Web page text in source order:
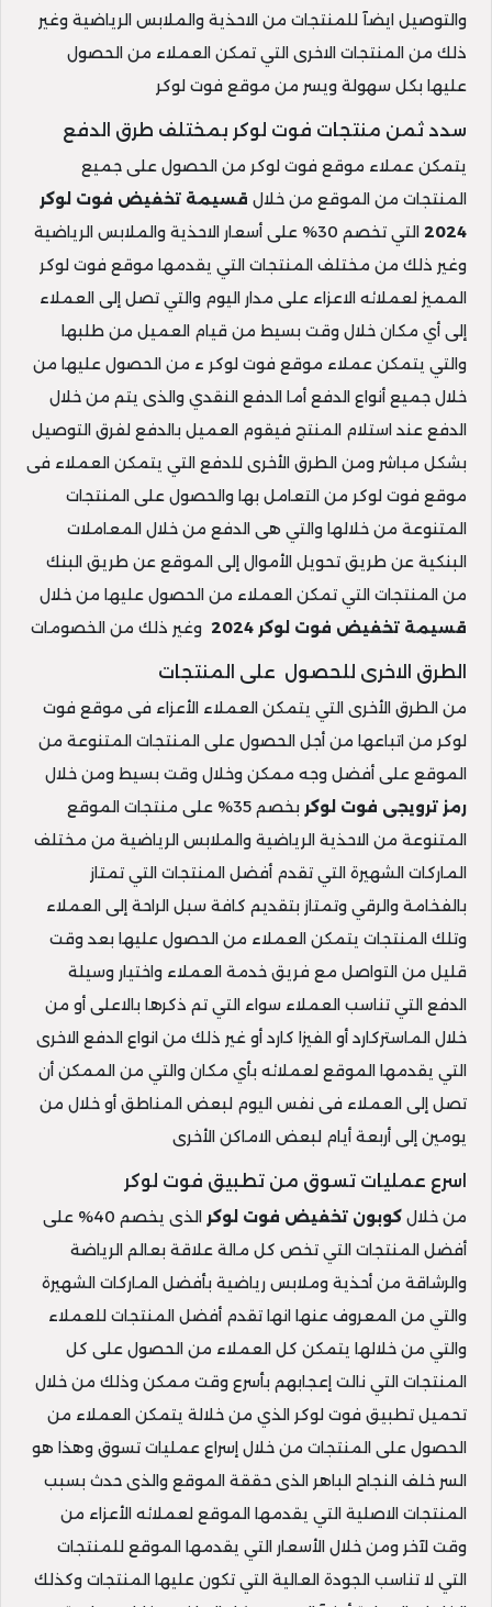
والتوصيل ايضآ للمنتجات من الاحذية والملابس الرياضية وغير
ذلك من المنتجات الاخرى التي تمكن العملاء من الحصول
عليها بكل سهولة ويسر من موقع فوت لوكر
سدد ثمن منتجات فوت لوكر بمختلف طرق الدفع
يتمكن عملاء موقع فوت لوكر من الحصول على جميع
المنتجات من الموقع من خلال قسيمة تخفيض فوت لوكر
2024
التي تخصم 30% على أسعار الاحذية والملابس الرياضية
وغير ذلك من مختلف المنتجات التي يقدمها موقع فوت لوكر
المميز لعملائه الاعزاء على مدار اليوم والتي تصل إلى العملاء
إلى أي مكان خلال وقت بسيط من قيام العميل من طلبها
والتي يتمكن عملاء موقع فوت لوكر ء من الحصول عليها من
خلال جميع أنواع الدفع أما الدفع النقدي والذى يتم من خلال
الدفع عند استلام المنتج فيقوم العميل بالدفع لفرق التوصيل
بشكل مباشر ومن الطرق الأخرى للدفع التي يتمكن العملاء فى
موقع فوت لوكر من التعامل بها والحصول على المنتجات
المتنوعة من خلالها والتي هى الدفع من خلال المعاملات
البنكية عن طريق تحويل الأموال إلى الموقع عن طريق البنك
من المنتجات التي تمكن العملاء من الحصول عليها من خلال
قسيمة تخفيض فوت لوكر 2024
وغير ذلك من الخصومات
الطرق الاخرى للحصول على المنتجات
من الطرق الأخرى التي يتمكن العملاء الأعزاء فى موقع فوت
لوكر من اتباعها من أجل الحصول على المنتجات المتنوعة من
الموقع على أفضل وجه ممكن وخلال وقت بسيط ومن خلال
رمز ترويجى فوت لوكر
بخصم 35% على منتجات الموقع
المتنوعة من الاحذية الرياضية والملابس الرياضية من مختلف
الماركات الشهيرة التي تقدم أفضل المنتجات التي تمتاز
بالفخامة والرقي وتمتاز بتقديم كافة سبل الراحة إلى العملاء
وتلك المنتجات يتمكن العملاء من الحصول عليها بعد وقت
قليل من التواصل مع فريق خدمة العملاء واختيار وسيلة
الدفع التي تناسب العملاء سواء التي تم ذكرها بالاعلى أو من
خلال الماستركارد أو الفيزا كارد أو غير ذلك من انواع الدفع الاخرى
التي يقدمها الموقع لعملائه بأي مكان والتي من الممكن أن
تصل إلى العملاء فى نفس اليوم لبعض المناطق أو خلال من
يومين إلى أربعة أيام لبعض الاماكن الأخرى
اسرع عمليات تسوق من تطبيق فوت لوكر
من خلال كوبون تخفيض فوت لوكر
الذى يخصم 40% على
أفضل المنتجات التي تخص كل مالة علاقة بعالم الرياضة
والرشاقة من أحذية وملابس رياضية بأفضل الماركات الشهيرة
والتي من المعروف عنها انها تقدم أفضل المنتجات للعملاء
والتي من خلالها يتمكن كل العملاء من الحصول على كل
المنتجات التي نالت إعجابهم بأسرع وقت ممكن وذلك من خلال
تحميل تطبيق فوت لوكر الذي من خلالة يتمكن العملاء من
الحصول على المنتجات من خلال إسراع عمليات تسوق وهذا هو
السر خلف النجاح الباهر الذى حققة الموقع والذى حدث بسبب
المنتجات الاصلية التي يقدمها الموقع لعملائه الأعزاء من
وقت لآخر ومن خلال الأسعار التي يقدمها الموقع للمنتجات
التي لا تناسب الجودة العالية التي تكون عليها المنتجات وكذلك